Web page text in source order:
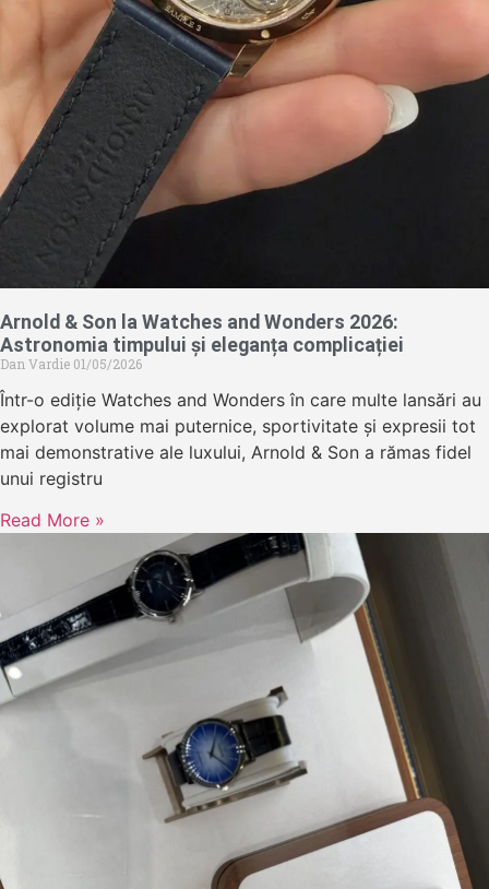
Arnold & Son la Watches and Wonders 2026:
Astronomia timpului și eleganța complicației
Dan Vardie 01/05/2026
Într-o ediție Watches and Wonders în care multe lansări au
explorat volume mai puternice, sportivitate și expresii tot
mai demonstrative ale luxului, Arnold & Son a rămas fidel
unui registru
Read More »